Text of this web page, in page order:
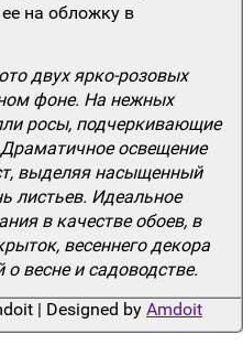
на обложку в
двух ярко-розовых
фоне. На нежных
росы, подчеркивающие
Драматичное освещение
выделяя насыщенный
листьев. Идеальное
в качестве обоев, в
весеннего декора
о весне и садоводстве.
| Designed by Amdoit